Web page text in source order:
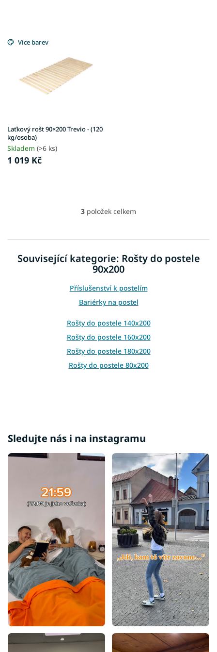
Více barev
Laťkový rošt 90×200 Trevio - (120
kg/osoba)
Skladem (>6 ks)
1 019 Kč
O
á
d
a
c
p
r
v
y
v
ý
p
i
s
3 položek celkem
Související kategorie: Rošty do postele
90x200
Příslušenství k postelím
Bariérky na postel
Rošty do postele 140x200
Rošty do postele 160x200
Rošty do postele 180x200
Rošty do postele 80x200
Sledujte nás i na instagramu